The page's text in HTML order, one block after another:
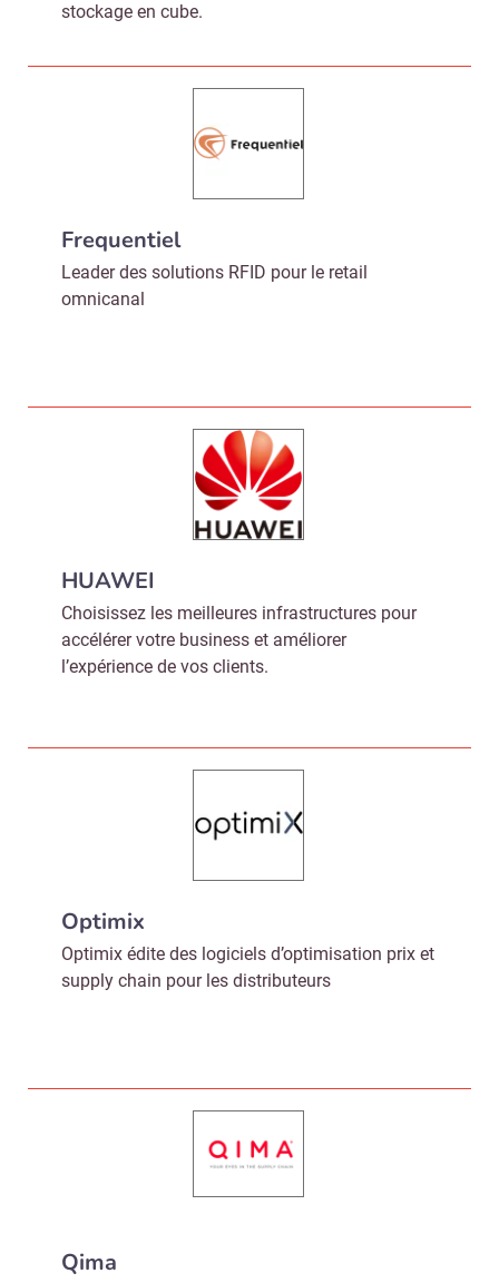
stockage en cube.
Frequentiel
Leader des solutions RFID pour le retail
omnicanal
HUAWEI
Choisissez les meilleures infrastructures pour
accélérer votre business et améliorer
l’expérience de vos clients.
Optimix
Optimix édite des logiciels d’optimisation prix et
supply chain pour les distributeurs
Qima